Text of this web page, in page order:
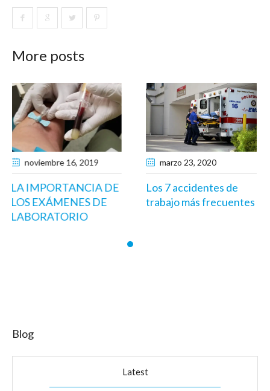
More posts
marzo 23, 2020
Los 7 accidentes de
trabajo más frecuentes
agosto 15
Recursos Humanos
La Salud y Seguridad
Blog
Latest